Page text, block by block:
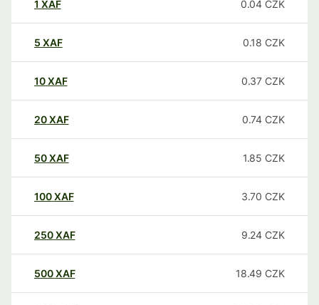
1 XAF 0.04 CZK
5 XAF 0.18 CZK
10XAF 0.37 CZK
20XAF 0.74 CZK
50XAF 1.85 CZK
100XAF 3.70 CZK
250XAF 9.24 CZK
500XAF 18.49 CZK